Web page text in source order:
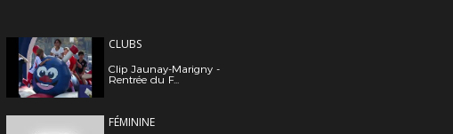
CLUBS
Clip Jaunay-Marigny -
Rentrée du F...
FÉMININE